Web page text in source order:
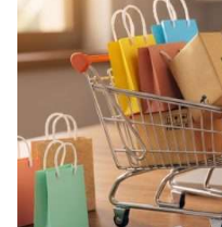
тренировок